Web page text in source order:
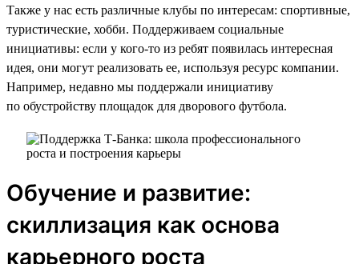
Также у нас есть различные клубы по интересам: спортивные,
туристические, хобби. Поддерживаем социальные
инициативы: если у кого-то из ребят появилась интересная
идея, они могут реализовать ее, используя ресурс компании.
Например, недавно мы поддержали инициативу
по обустройству площадок для дворового футбола.
Обучение и развитие:
скиллизация как основа
карьерного роста